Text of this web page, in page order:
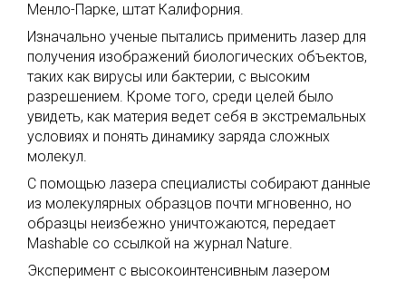
Менло-Парке, штат Калифорния.
Изначально ученые пытались применить лазер для
получения изображений биологических объектов,
таких как вирусы или бактерии, с высоким
разрешением. Кроме того, среди целей было
увидеть, как материя ведет себя в экстремальных
условиях и понять динамику заряда сложных
молекул.
С помощью лазера специалисты собирают данные
из молекулярных образцов почти мгновенно, но
образцы неизбежно уничтожаются, передает
Mashable со ссылкой на журнал Nature.
Эксперимент с высокоинтенсивным лазером